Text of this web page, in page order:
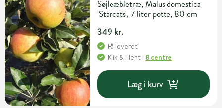
Søjleæbletræ, Malus domestica
'Starcats', 7 liter potte, 80 cm
349 kr.
Få leveret
Klik & Hent i 8 centre
Læg i kurv